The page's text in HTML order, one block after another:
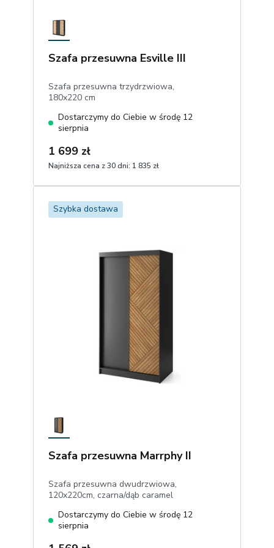
Szafa przesuwna Esville III
Szafa przesuwna trzydrzwiowa,
180x220 cm
Dostarczymy do Ciebie w środę 12
sierpnia
1 699 zł
Najniższa cena z 30 dni: 1 835 zł
1
Szybka dostawa
Szafa przesuwna Marrphy II
Szafa przesuwna dwudrzwiowa,
120x220cm, czarna/dąb caramel
Dostarczymy do Ciebie w środę 12
sierpnia